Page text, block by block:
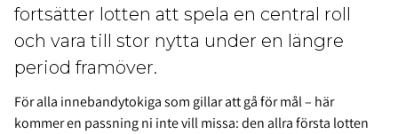
fortsätter lotten att spela en central roll
och vara till stor nytta under en längre
period framöver.
För alla innebandytokiga som gillar att gå för mål – här
kommer en passning ni inte vill missa: den allra första lotten